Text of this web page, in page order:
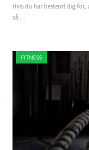
Hvis du har bestemt dig
så…
FITNESS